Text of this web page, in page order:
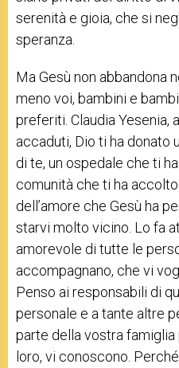
serenità e gioia, che si
speranza.
Ma Gesù non abbandona
meno voi, bambini e
preferiti. Claudia Yesenia,
accaduti, Dio ti ha donato
di te, un ospedale che ti
comunità che ti ha
dell’amore che Gesù ha
starvi molto vicino. Lo fa
amorevole di tutte le
accompagnano, che vi
Penso ai responsabili di
personale e a tante altre
parte della vostra
loro, vi conoscono.